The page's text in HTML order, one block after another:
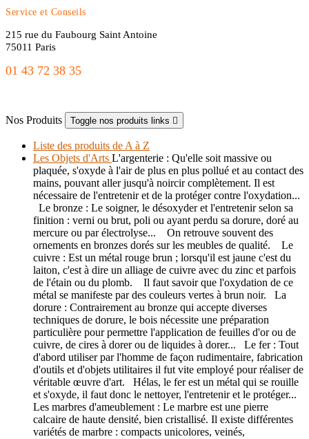
Service et Conseils
215 rue du Faubourg Saint Antoine
75011 Paris
01 43 72 38 35
Nos Produits Toggle nos produits links 
Liste des produits de A à Z
Les Objets d'Arts L'argenterie : Qu'elle soit massive ou
plaquée, s'oxyde à l'air de plus en plus pollué et au contact des
mains, pouvant aller jusqu'à noircir complètement. Il est
nécessaire de l'entretenir et de la protéger contre l'oxydation...
Le bronze : Le soigner, le désoxyder et l'entretenir selon sa
finition : verni ou brut, poli ou ayant perdu sa dorure, doré au
mercure ou par électrolyse... On retrouve souvent des
ornements en bronzes dorés sur les meubles de qualité. Le
cuivre : Est un métal rouge brun ; lorsqu'il est jaune c'est du
laiton, c'est à dire un alliage de cuivre avec du zinc et parfois
de l'étain ou du plomb. Il faut savoir que l'oxydation de ce
métal se manifeste par des couleurs vertes à brun noir. La
dorure : Contrairement au bronze qui accepte diverses
techniques de dorure, le bois nécessite une préparation
particulière pour permettre l'application de feuilles d'or ou de
cuivre, de cires à dorer ou de liquides à dorer... Le fer : Tout
d'abord utiliser par l'homme de façon rudimentaire, fabrication
d'outils et d'objets utilitaires il fut vite employé pour réaliser de
véritable œuvre d'art. Hélas, le fer est un métal qui se rouille
et s'oxyde, il faut donc le nettoyer, l'entretenir et le protéger...
Les marbres d'ameublement : Le marbre est une pierre
calcaire de haute densité, bien cristallisé. Il existe différentes
variétés de marbre : compacts unicolores, veinés,